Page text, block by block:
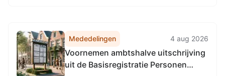
Mededelingen 4 aug 2026
Voornemen ambtshalve uitschrijving
uit de Basisregistratie Personen